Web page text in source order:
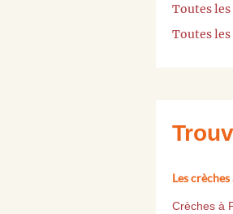
Toutes
Toutes
Les
Crèches à